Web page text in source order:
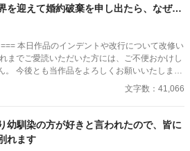
、
を迎えて婚約破棄を申し出たら、なぜか
王子殿下に溺愛されてます
本日作品のインデントや改行について改修い
までご愛読いただいた方には、ご不便おかけし
。 今後とも当作品をよろしくお願いいたしま
優先するたび、笑顔で見送り続けて七年。代理
彼女は、ついに婚約破棄を決意する。すると父
意外な縁談が舞い込んだ。相手は「氷の王子」
王子レオンハルト――しかし彼は四年前から、
文字数：41,066
幼馴染の方が好きと言われたので、皆に
れます